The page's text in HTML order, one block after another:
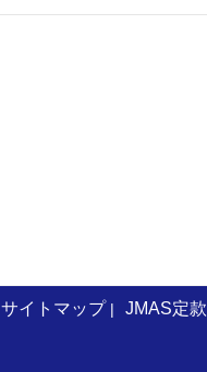
サイトマップ JMAS定款